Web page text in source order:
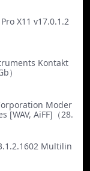
X11 v17.0.1.2
Kontakt
）
Moder
[WAV, AiFF]（28.
Multilin